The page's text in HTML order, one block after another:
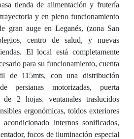
tienda de alimentación y frutería
y en pleno funcionamiento
gran auge en Leganés, (zona San
centro de salud, y nuevas
El local está completamente
para su funcionamiento, cuenta
de 115mts, con una distribución
persianas motorizadas, puerta
de 2 hojas. ventanales traslucidos
ergonómicas, toldos exteriores
internos sonificados,
focos de iluminación especial